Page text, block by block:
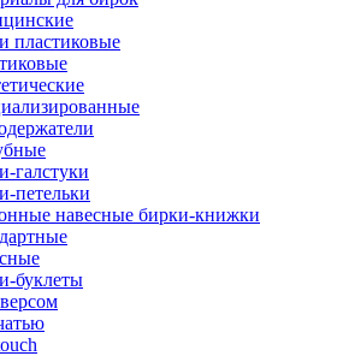
пластиковые
галстуки
петельки
навесные бирки-книжки
буклеты